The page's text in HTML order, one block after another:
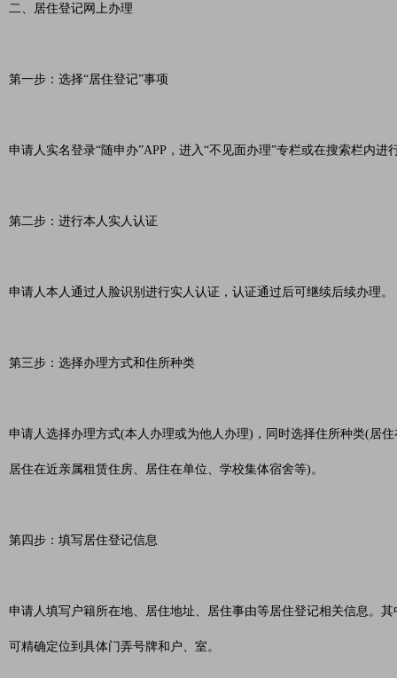
二、居住登记网上办理
第一步：选择“居住登记”事项
申请人实名登录“随申办”APP，进入“不见面办理”专栏或在搜索栏内
第二步：进行本人实人认证
申请人本人通过人脸识别进行实人认证，认证通过后可继续后续办理。
第三步：选择办理方式和住所种类
申请人选择办理方式(本人办理或为他人办理)，同时选择住所种类(居
居住在近亲属租赁住房、居住在单位、学校集体宿舍等)。
第四步：填写居住登记信息
申请人填写户籍所在地、居住地址、居住事由等居住登记相关信息。
可精确定位到具体门弄号牌和户、室。